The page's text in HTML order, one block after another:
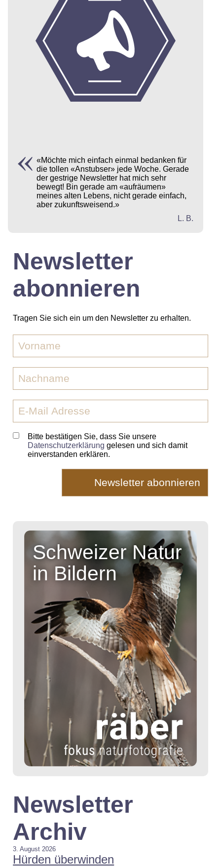
«Möchte mich einfach einmal bedanken für
die tollen «Anstubser» jede Woche. Gerade
der gestrige Newsletter hat mich sehr
bewegt! Bin gerade am «aufräumen»
meines alten Lebens, nicht gerade einfach,
aber zukunftsweisend.»
L. B.
Newsletter
abonnieren
Tragen Sie sich ein um den Newsletter zu erhalten.
Bitte bestätigen Sie, dass Sie unsere
Datenschutzerklärung gelesen und sich damit
einverstanden erklären.
Schweizer Natur
in Bildern
Newsletter
Archiv
3. August 2026
Hürden überwinden